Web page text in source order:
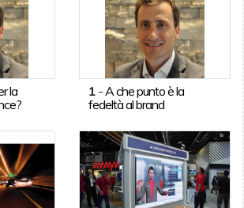
la
1 - A che punto è la
fedeltà al brand